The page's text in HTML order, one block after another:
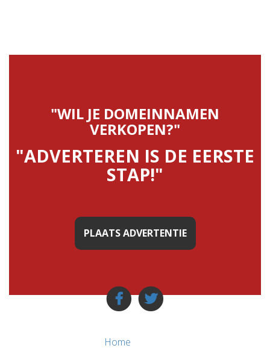
"WIL JE DOMEINNAMEN
VERKOPEN?"
"ADVERTEREN IS DE EERSTE
STAP!"
PLAATS ADVERTENTIE
Home